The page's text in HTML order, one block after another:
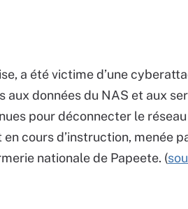
a été victime d’une
données du NAS et aux
pour déconnecter le
cours d’instruction, menée
nationale de Papeete. (